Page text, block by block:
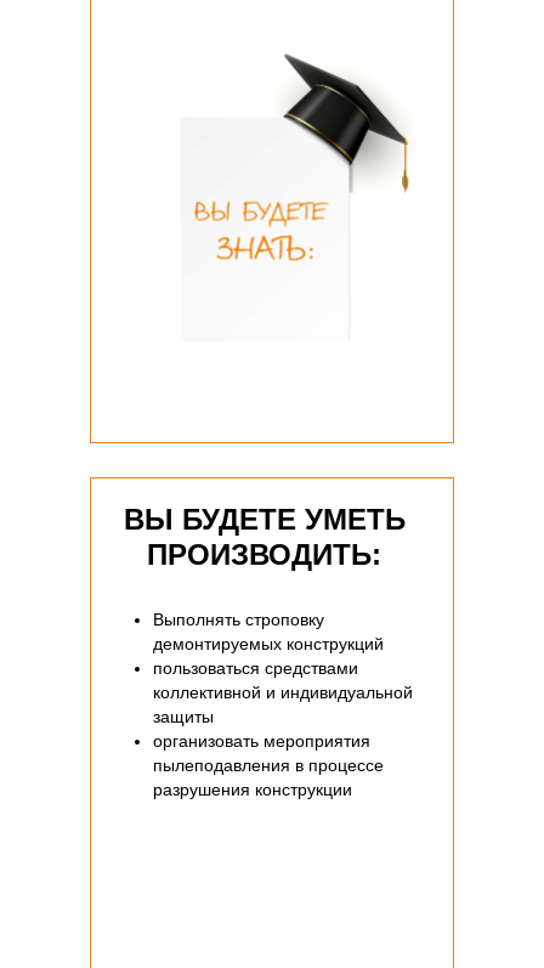
Выполнять строповку
демонтируемых конструкций
пользоваться средствами
коллективной и индивидуальной
защиты
организовать мероприятия
пылеподавления в процессе
разрушения конструкции
ВЫ БУДЕТЕ УМЕТЬ
ПРОИЗВОДИТЬ: